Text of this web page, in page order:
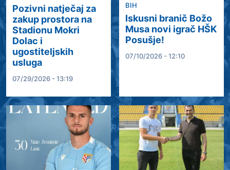
Pozivni natječaj za
zakup prostora na
Stadionu Mokri
Dolac i
ugostiteljskih
usluga
07/29/2026 - 13:19
BIH
Iskusni branič Božo
Musa novi igrač HŠK
Posušje!
07/10/2026 - 12:10